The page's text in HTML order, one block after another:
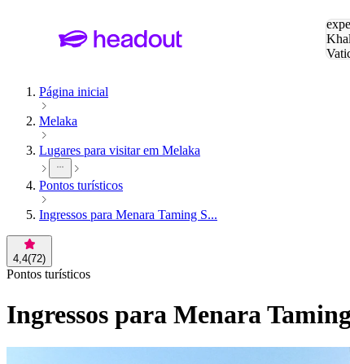
Página inicial
Melaka
Lugares para visitar em Melaka
Pontos turísticos
Ingressos para Menara Taming S...
4,4(72)
Pontos turísticos
Ingressos para Menara